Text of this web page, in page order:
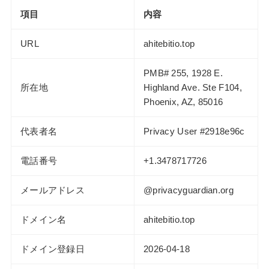
項目 内容
URL ahitebitio.top
所在地
PMB# 255, 1928 E.
Highland Ave. Ste F104,
Phoenix, AZ, 85016
代表者名 Privacy User #2918e96c
電話番号 +1.3478717726
メールアドレス @privacyguardian.org
ドメイン名 ahitebitio.top
ドメイン登録日 2026-04-18